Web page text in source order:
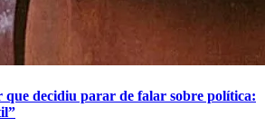
que decidiu parar de falar sobre política: